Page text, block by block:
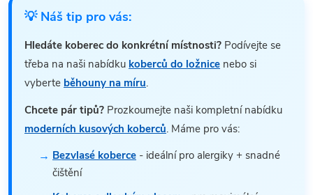
💡 Náš tip pro vás:
Hledáte koberec do konkrétní místnosti? Podívejte se
třeba na naši nabídku koberců do ložnice nebo si
vyberte běhouny na míru.
Chcete pár tipů? Prozkoumejte naši kompletní nabídku
moderních kusových koberců. Máme pro vás:
Bezvlasé koberce - ideální pro alergiky + snadné
čištění